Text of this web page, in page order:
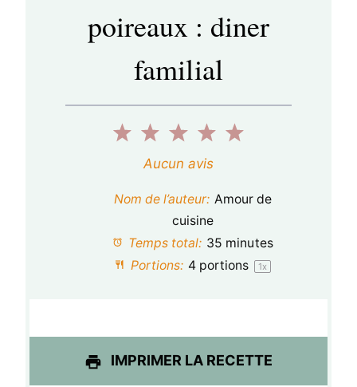
poireaux : diner
familial
5
t
i
s
4
t
i
s
3
é
t
o
i
s
2
é
t
i
s
1
t
i
Aucun avis
Nom de l’auteur: Amour de
cuisine
Temps total: 35 minutes
Portions: 4portions 1x
IMPRIMER LA RECETTE